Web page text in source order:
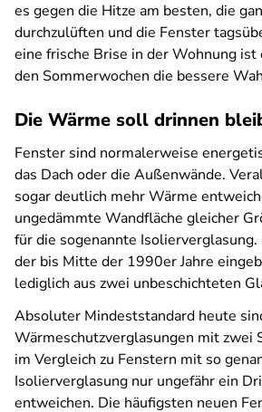
es gegen die Hitze am besten, die
durchzulüften und die Fenster
eine frische Brise in der Wohnung
den Sommerwochen die bessere
Die Wärme soll drinnen
Fenster sind normalerweise
das Dach oder die Außenwände.
sogar deutlich mehr Wärme
ungedämmte Wandfläche gleicher
für die sogenannte Isolierverglasung.
der bis Mitte der 1990er Jahre
lediglich aus zwei unbeschichteten
Absoluter Mindeststandard heute
Wärmeschutzverglasungen mit zwei
im Vergleich zu Fenstern mit so
Isolierverglasung nur ungefähr ein
entweichen. Die häufigsten neuen